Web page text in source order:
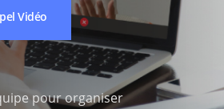
Vidéo
pour organiser